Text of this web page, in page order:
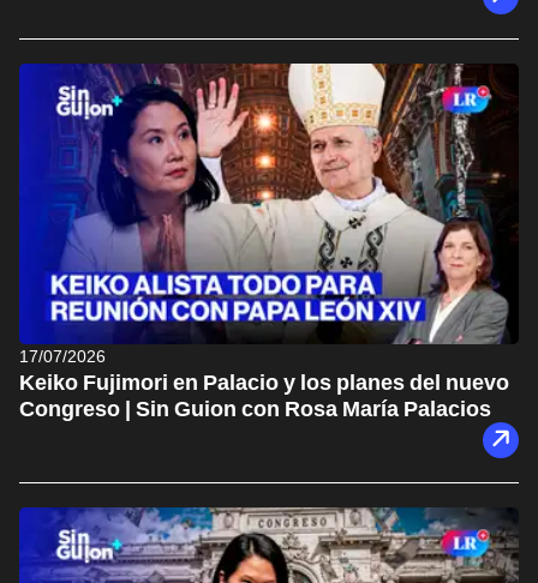
17/07/2026
Keiko Fujimori en Palacio y los planes del nuevo
Congreso | Sin Guion con Rosa María Palacios